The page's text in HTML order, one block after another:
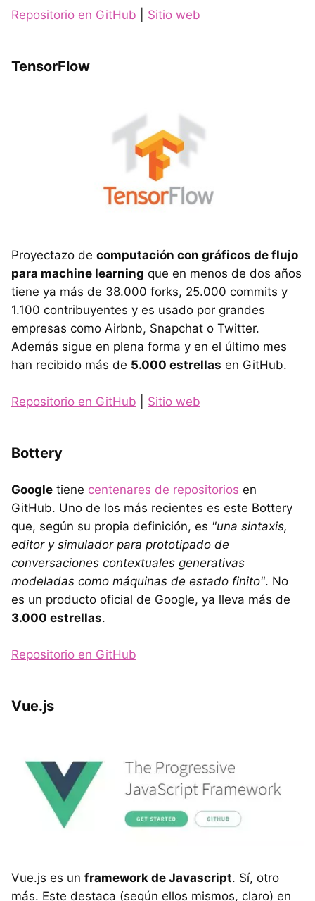
Repositorio en GitHub Sitio web
TensorFlow
Proyectazo de computación con gráficos de flujo
para machine learning que en menos de dos años
tiene ya más de 38.000 forks, 25.000 commits y
1.100 contribuyentes y es usado por grandes
empresas como Airbnb, Snapchat o Twitter.
Además sigue en plena forma y en el último mes
han recibido más de 5.000 estrellas en GitHub.
Repositorio en GitHub Sitio web
Bottery
Google tiene centenares de repositorios en
GitHub. Uno de los más recientes es este Bottery
que, según su propia definición, es "una sintaxis,
editor y simulador para prototipado de
conversaciones contextuales generativas
modeladas como máquinas de estado finito". No
es un producto oficial de Google, ya lleva más de
3.000 estrellas.
Repositorio en GitHub
Vue.js
Vue.js es un framework de Javascript. Sí, otro
más. Este destaca (según ellos mismos, claro) en